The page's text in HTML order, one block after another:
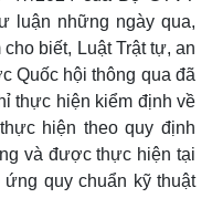
luận những ngày qua,
biết, Luật Trật tự, an
Quốc hội thông qua đã
thực hiện kiểm định về
hiện theo quy định
và được thực hiện tại
quy chuẩn kỹ thuật